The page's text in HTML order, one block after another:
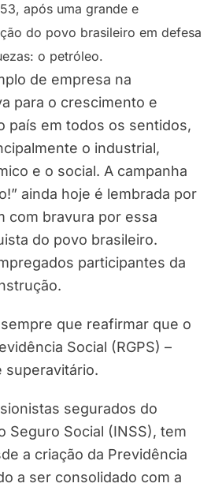
após uma grande e
do povo brasileiro em defesa
o petróleo.
de empresa na
para o crescimento e
país em todos os sentidos,
o industrial,
e o social. A campanha
ainda hoje é lembrada por
com bravura por essa
do povo brasileiro.
participantes da
sempre que reafirmar que o
Social (RGPS) –
superavitário.
segurados do
Seguro Social (INSS), tem
a criação da Previdência
a ser consolidado com a